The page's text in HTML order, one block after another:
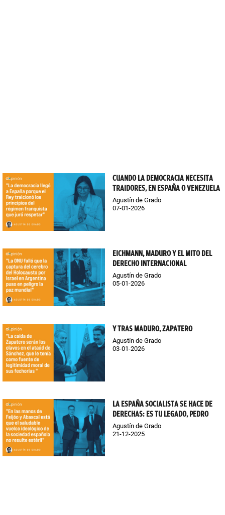
CUANDO LA DEMOCRACIA NECESITA
TRAIDORES, EN ESPAÑA O VENEZUELA
Agustín de Grado
07-01-2026
EICHMANN, MADURO Y EL MITO DEL
DERECHO INTERNACIONAL
Agustín de Grado
05-01-2026
Y TRAS MADURO, ZAPATERO
Agustín de Grado
03-01-2026
LA ESPAÑA SOCIALISTA SE HACE DE
DERECHAS: ES TU LEGADO, PEDRO
Agustín de Grado
21-12-2025